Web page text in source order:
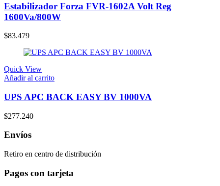
Estabilizador Forza FVR-1602A Volt Reg
1600Va/800W
$83.479
Quick View
Añadir al carrito
UPS APC BACK EASY BV 1000VA
$277.240
Envíos
Retiro en centro de distribución
Pagos con tarjeta